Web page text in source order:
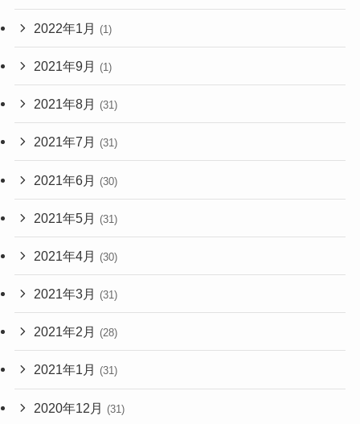
2022年1月 (1)
2021年9月 (1)
2021年8月 (31)
2021年7月 (31)
2021年6月 (30)
2021年5月 (31)
2021年4月 (30)
2021年3月 (31)
2021年2月 (28)
2021年1月 (31)
2020年12月 (31)